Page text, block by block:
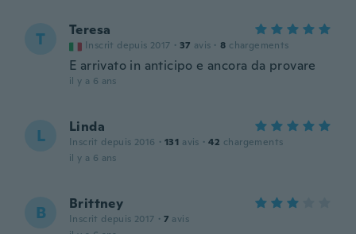
T Teresa
Inscrit depuis 2017 · 37 avis · 8 chargements
E arrivato in anticipo e ancora da provare
il y a 6 ans
L Linda
Inscrit depuis 2016 · 131 avis · 42 chargements
il y a 6 ans
B Brittney
Inscrit depuis 2017 · 7 avis